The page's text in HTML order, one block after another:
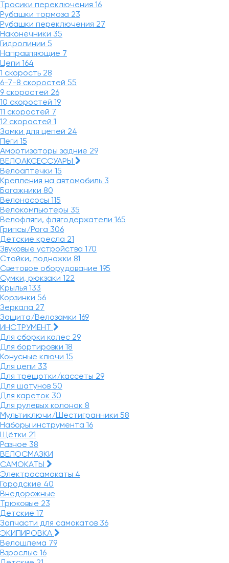
Тросики переключения 16
Рубашки тормоза 23
Рубашки переключения 27
Наконечники 35
Гидролинии 5
Направляющие 7
Цепи 164
1 скорость 28
6-7-8 скоростей 55
9 скоростей 26
10 скоростей 19
11 скоростей 7
12 скоростей 1
Замки для цепей 24
Пеги 15
Амортизаторы задние 29
ВЕЛОАКСЕССУАРЫ
Велоаптечки 15
Крепления на автомобиль 3
Багажники 80
Велонасосы 115
Велокомпьютеры 35
Велофляги, флягодержатели 165
Грипсы/Рога 306
Детские кресла 21
Звуковые устройства 170
Стойки, подножки 81
Световое оборудование 195
Сумки, рюкзаки 122
Крылья 133
Корзинки 56
Зеркала 27
Защита/Велозамки 169
ИНСТРУМЕНТ
Для сборки колес 29
Для бортировки 18
Конусные ключи 15
Для цепи 33
Для трещотки/кассеты 29
Для шатунов 50
Для кареток 30
Для рулевых колонок 8
Мультиключи/Шестигранники 58
Наборы инструмента 16
Щётки 21
Разное 38
ВЕЛОСМАЗКИ
САМОКАТЫ
Электросамокаты 4
Городские 40
Внедорожные
Трюковые 23
Детские 17
Запчасти для самокатов 36
ЭКИПИРОВКА
Велошлема 79
Взрослые 16